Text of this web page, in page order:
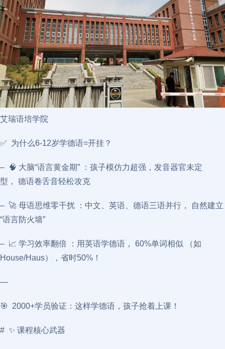
艾瑞语培学院
✅ 为什么6-12岁学德语=开挂？
– 🧠 大脑“语言黄金期” ：孩子模仿力超强，发音器官未定
型， 德语卷舌音轻松攻克
– 🚀 母语思维零干扰 ：中文、英语、德语三语并行， 自然建立
“语言防火墙”
– 📈 学习效率翻倍 ：用英语学德语， 60%单词相似 （如
House/Haus），省时50%！
—
🎯 2000+学员验证：这样学德语，孩子抢着上课！
# ✨ 课程核心武器